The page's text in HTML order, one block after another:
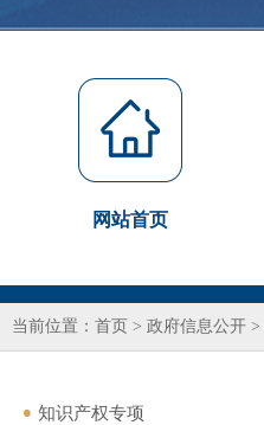
网站首页
当前位置： 首页 > 政府信息公开 >
知识产权专项